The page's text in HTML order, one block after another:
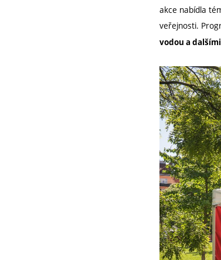
akce nabídla
veřejnosti.
vodou a